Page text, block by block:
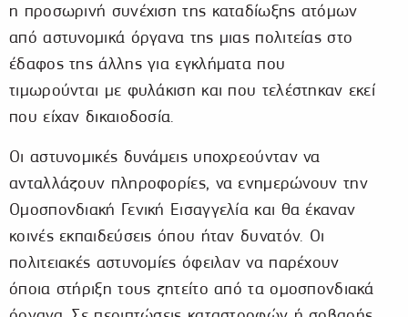
η προσωρινή συνέχιση της καταδίωξης ατόμων
από αστυνομικά όργανα της μιας πολιτείας στο
έδαφος της άλλης για εγκλήματα που
τιμωρούνται με φυλάκιση και που τελέστηκαν εκεί
που είχαν δικαιοδοσία.
Οι αστυνομικές δυνάμεις υποχρεούνταν να
ανταλλάζουν πληροφορίες, να ενημερώνουν την
Ομοσπονδιακή Γενική Εισαγγελία και θα έκαναν
κοινές εκπαιδεύσεις όπου ήταν δυνατόν. Οι
πολιτειακές αστυνομίες όφειλαν να παρέχουν
όποια στήριξη τους ζητείτο από τα ομοσπονδιακά